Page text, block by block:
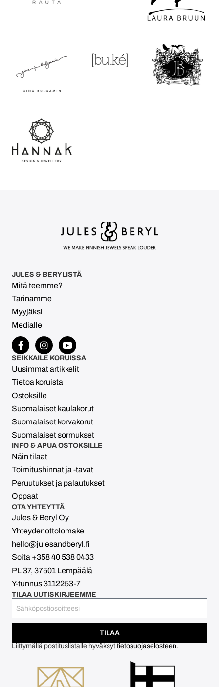
JULES & BERYLISTÄ
Mitä teemme?
Tarinamme
Myyjäksi
Medialle
SEIKKAILE KORUISSA
Uusimmat artikkelit
Tietoa koruista
Ostoksille
Suomalaiset kaulakorut
Suomalaiset korvakorut
Suomalaiset sormukset
INFO & APUA OSTOKSILLE
Näin tilaat
Toimitushinnat ja -tavat
Peruutukset ja palautukset
Oppaat
OTA YHTEYTTÄ
Jules & Beryl Oy
Yhteydenottolomake
hello@julesandberyl.fi
Soita +358 40 538 0433
PL 37, 37501 Lempäälä
Y-tunnus 3112253-7
TILAA UUTISKIRJEEMME
TILAA
Liittymällä postituslistalle hyväksyt tietosuojaselosteen.